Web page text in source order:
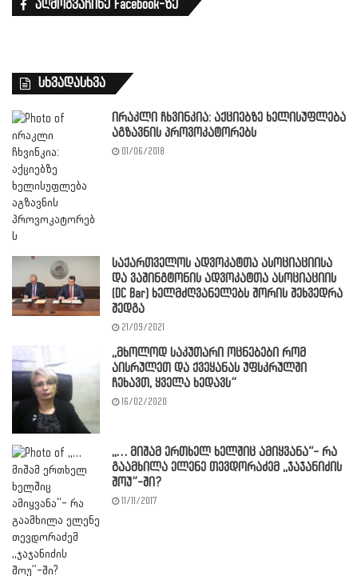
აღმოგვაჩინე Facebook-ზე
სხვადასხვა
ირაკლი ჩხვინკია: აქციებზე ხელისუფლება
აგზავნის პროვოკატორებს
01/06/2018
საქართველოს ადვოკატთა ასოციაციისა
და ვაშინგტონის ადვოკატთა ასოციაციის
(DC Bar) ხელმძღვანელებს შორის შეხვედრა
შედგა
21/09/2021
,,მხოლოდ საკუთარი ოცნებები რომ
აისრულეთ და ქვეყანას უფსკრულში
ჩეხავთ, ყველა ხედავს”
16/02/2020
,,… მიშამ ერთხელ ხელშიც ამიყვანა“- რა
გაამხილა ელენე თევდორაძემ ,,ჯაჯანიძის
შოუ”-ში?
11/11/2017